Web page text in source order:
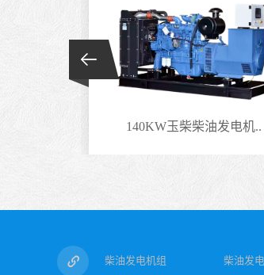
140KW玉柴柴油发电机..
柴油发电机组 柴油发